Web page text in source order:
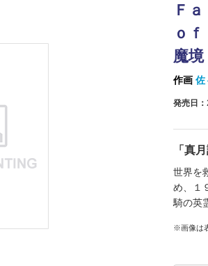
Ｆ
ｏ
魔
作画 佐
発売日：
「真
世界を
め、１
騎の英
※画像は